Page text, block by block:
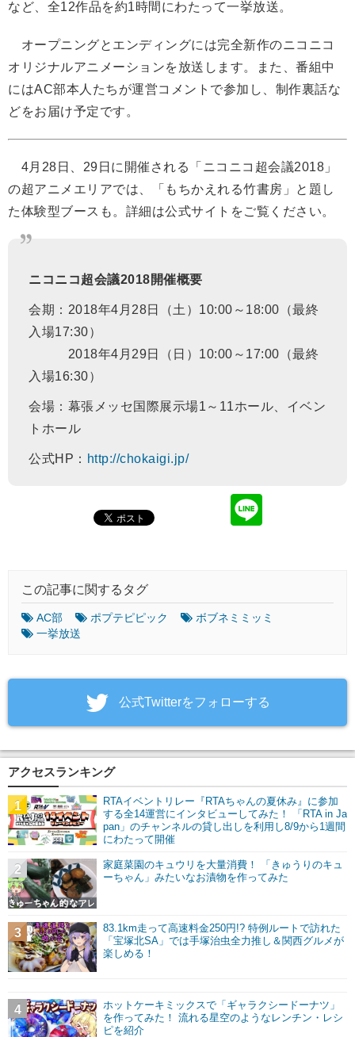
など、全12作品を約1時間にわたって一挙放送。
オープニングとエンディングには完全新作のニコニコ
オリジナルアニメーションを放送します。また、番組中
にはAC部本人たちが運営コメントで参加し、制作裏話な
どをお届け予定です。
4月28日、29日に開催される「ニコニコ超会議2018」
の超アニメエリアでは、「もちかえれる竹書房」と題し
た体験型ブースも。詳細は公式サイトをご覧ください。
ニコニコ超会議2018開催概要
会期：2018年4月28日（土）10:00～18:00（最終
入場17:30）
2018年4月29日（日）10:00～17:00（最終
入場16:30）
会場：幕張メッセ国際展示場1～11ホール、イベン
トホール
公式HP： http://chokaigi.jp/
この記事に関するタグ
AC部 ポプテピピック
ボブネミミッミ
一挙放送
‎公式Twitterをフォローする
アクセスランキング
RTAイベントリレー『RTAちゃんの夏休み』に参加
する全14運営にインタビューしてみた！ 「RTA in Ja
pan」のチャンネルの貸し出しを利用し8/9から1週間
にわたって開催
1
家庭菜園のキュウリを大量消費！ 「きゅうりのキュ
ーちゃん」みたいなお漬物を作ってみた
2
83.1km走って高速料金250円!? 特例ルートで訪れた
「宝塚北SA」では手塚治虫全力推し＆関西グルメが
楽しめる！
3
ホットケーキミックスで「ギャラクシードーナツ」
を作ってみた！ 流れる星空のようなレンチン・レシ
ピを紹介
4